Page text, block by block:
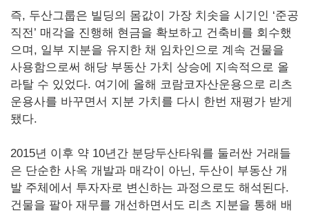
즉, 두산그룹은 빌딩의 몸값이 가장 치솟을 시기인 ‘준공
직전’ 매각을 진행해 현금을 확보하고 건축비를 회수했
으며, 일부 지분을 유지한 채 임차인으로 계속 건물을
사용함으로써 해당 부동산 가치 상승에 지속적으로 올
라탈 수 있었다. 여기에 올해 코람코자산운용으로 리츠
운용사를 바꾸면서 지분 가치를 다시 한번 재평가 받게
됐다.
2015년 이후 약 10년간 분당두산타워를 둘러싼 거래들
은 단순한 사옥 개발과 매각이 아닌, 두산이 부동산 개
발 주체에서 투자자로 변신하는 과정으로도 해석된다.
건물을 팔아 재무를 개선하면서도 리츠 지분을 통해 배